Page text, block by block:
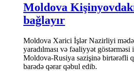
Moldova
bağlayır
Moldova Xarici İşlər Nazirliyi
yaradılması və fəaliyyət
Moldova-Rusiya sazişinə birtərəfli
barədə qərar qəbul edib.